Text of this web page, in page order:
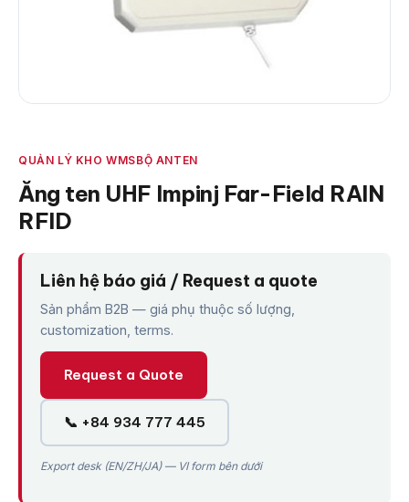
QUẢN LÝ KHO WMSBỘ ANTEN
Ăng ten UHF Impinj Far-Field RAIN
RFID
Liên hệ báo giá / Request a quote
Sản phẩm B2B — giá phụ thuộc số lượng,
customization, terms.
Request a Quote
📞 +84 934 777 445
Export desk (EN/ZH/JA) — VI form bên dưới